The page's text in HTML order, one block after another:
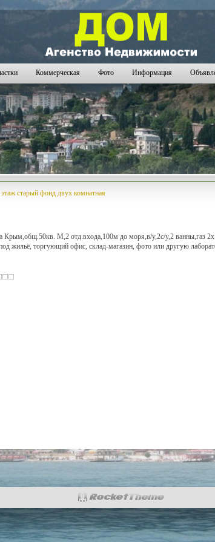
Коммерческая Фото Информация
старый фонд двух комнатная
М,2 отд.входа,100м до моря,в/у,2с/у,2 ванны,газ 2х
жильё, торгующий офис, склад-магазин, фото или другую